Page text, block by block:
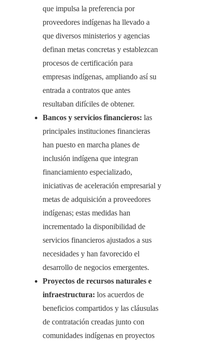
que impulsa la preferencia por
proveedores indígenas ha llevado a
que diversos ministerios y agencias
definan metas concretas y establezcan
procesos de certificación para
empresas indígenas, ampliando así su
entrada a contratos que antes
resultaban difíciles de obtener.
Bancos y servicios financieros: las
principales instituciones financieras
han puesto en marcha planes de
inclusión indígena que integran
financiamiento especializado,
iniciativas de aceleración empresarial y
metas de adquisición a proveedores
indígenas; estas medidas han
incrementado la disponibilidad de
servicios financieros ajustados a sus
necesidades y han favorecido el
desarrollo de negocios emergentes.
Proyectos de recursos naturales e
infraestructura: los acuerdos de
beneficios compartidos y las cláusulas
de contratación creadas junto con
comunidades indígenas en proyectos